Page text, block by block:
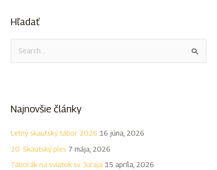
Hľadať
a
a
ť
:
Najnovšie články
Letný skautský tábor 2026 16 júna, 2026
20. Skautský ples 7 mája, 2026
Táborák na sviatok sv. Juraja 15 apríla, 2026